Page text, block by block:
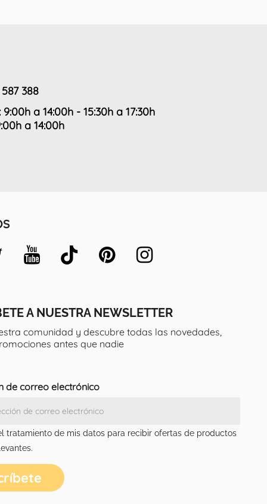
587 388
9:00h a 14:00h - 15:30h a 17:30h
a 14:00h
A NUESTRA NEWSLETTER
comunidad y descubre todas las novedades,
antes que nadie
de correo electrónico
tratamiento de mis datos para recibir ofertas de productos